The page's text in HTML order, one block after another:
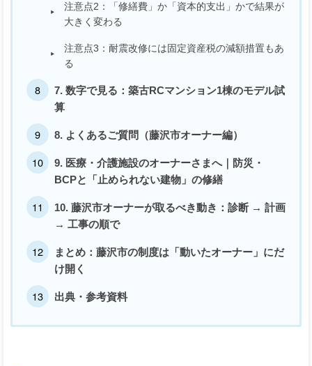
注意点2：「修繕費」か「資本的支出」かで結果が
大きく変わる
注意点3：耐震改修には固定資産税の減額措置もあ
る
7. 数字で見る：築古RCマンション1棟のモデル試
算
8. よくあるご質問（藤沢市オーナー編）
9. 医療・介護施設のオーナーさまへ｜防災・
BCPと「止められない建物」の修繕
10. 藤沢市オーナーが取るべき動き：診断 → 計画
→ 工事の順で
まとめ：藤沢市の制度は「動いたオーナー」にだ
け開く
出典・参考資料